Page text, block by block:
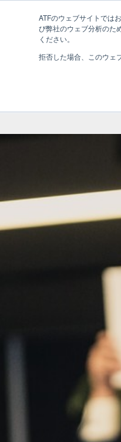
ATFのウェブサイトでは
び弊社のウェブ分析のた
ください。
拒否した場合、このウェ
Web制作